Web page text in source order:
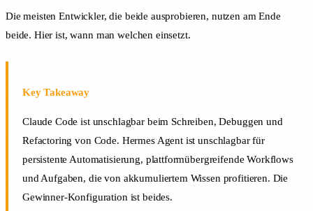
Die meisten Entwickler, die beide ausprobieren, nutzen am Ende
beide. Hier ist, wann man welchen einsetzt.
Key Takeaway
Claude Code ist unschlagbar beim Schreiben, Debuggen und
Refactoring von Code. Hermes Agent ist unschlagbar für
persistente Automatisierung, plattformübergreifende Workflows
und Aufgaben, die von akkumuliertem Wissen profitieren. Die
Gewinner-Konfiguration ist beides.